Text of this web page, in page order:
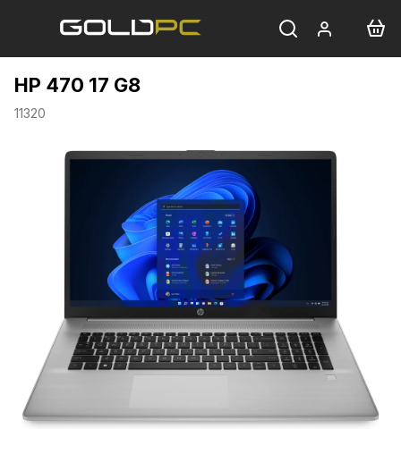
HP 470 17 G8
11320